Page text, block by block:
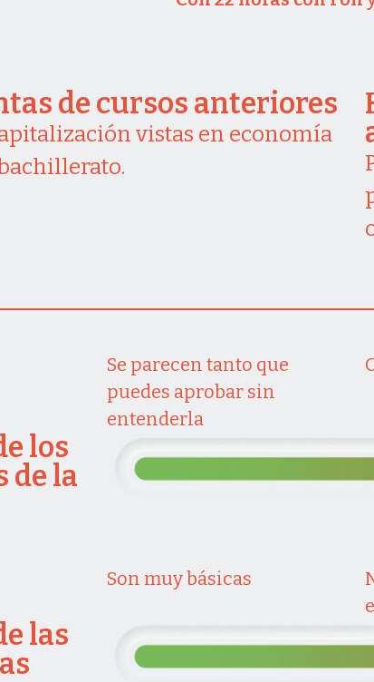
de cursos anteriores
vistas en economía
Se parecen tanto que
puedes aprobar sin
entenderla
los
de la
Son muy básicas
las